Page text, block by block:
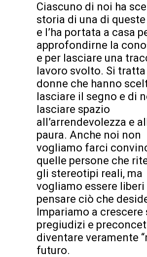
Ciascuno di noi ha
storia di una di
e l’ha portata a casa
approfondirne la
e per lasciare una
lavoro svolto. Si tratta
donne che hanno
lasciare il segno e di
lasciare spazio
all’arrendevolezza e
paura. Anche noi non
vogliamo farci
quelle persone che
gli stereotipi reali, ma
vogliamo essere liberi
pensare ciò che
Impariamo a crescere
pregiudizi e
diventare veramente
futuro.